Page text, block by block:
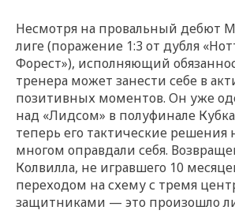
Несмотря на провальный дебют
лиге (поражение 1:3 от дубля
Форест»), исполняющий
тренера может занести себе в
позитивных моментов. Он уже
над «Лидсом» в полуфинале
теперь его тактические решения
многом оправдали себя.
Колвилла, не игравшего 10
переходом на схему с тремя
защитниками — это произошло